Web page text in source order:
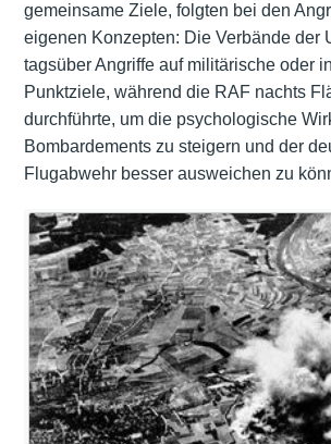
gemeinsame Ziele, folgten bei den
eigenen Konzepten: Die Verbände der
tagsüber Angriffe auf militärische oder
Punktziele, während die RAF nachts
durchführte, um die psychologische
Bombardements zu steigern und der
Flugabwehr besser ausweichen zu